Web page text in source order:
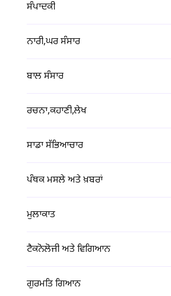
ਸੰਪਾਦਕੀ
ਨਾਰੀ,ਘਰ ਸੰਸਾਰ
ਬਾਲ ਸੰਸਾਰ
ਰਚਨਾ,ਕਹਾਣੀ,ਲੇਖ
ਸਾਡਾ ਸੱਭਿਆਚਾਰ
ਪੰਥਕ ਮਸਲੇ ਅਤੇ ਖ਼ਬਰਾਂ
ਮੁਲਾਕਾਤ
ਟੈਕਨੋਲੋਜੀ ਅਤੇ ਵਿਗਿਆਨ
ਗੁਰਮਤਿ ਗਿਆਨ